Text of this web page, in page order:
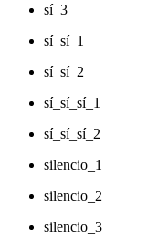
sí_3
sí_sí_1
sí_sí_2
sí_sí_sí_1
sí_sí_sí_2
silencio_1
silencio_2
silencio_3